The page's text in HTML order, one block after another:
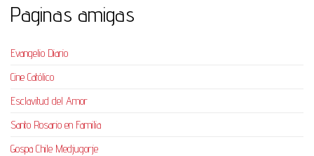
Paginas amigas
Evangelio Diario
Cine Católico
Esclavitud del Amor
Santo Rosario en Familia
Gospa Chile Medjugorje